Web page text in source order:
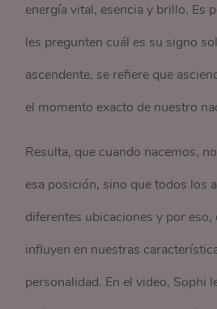
energía vital, esencia y brillo. Es
les pregunten cuál es su signo
ascendente, se refiere que
el momento exacto de nuestro
Resulta, que cuando nacemos,
esa posición, sino que todos los
diferentes ubicaciones y por eso,
influyen en nuestras
personalidad. En el video, Sophi